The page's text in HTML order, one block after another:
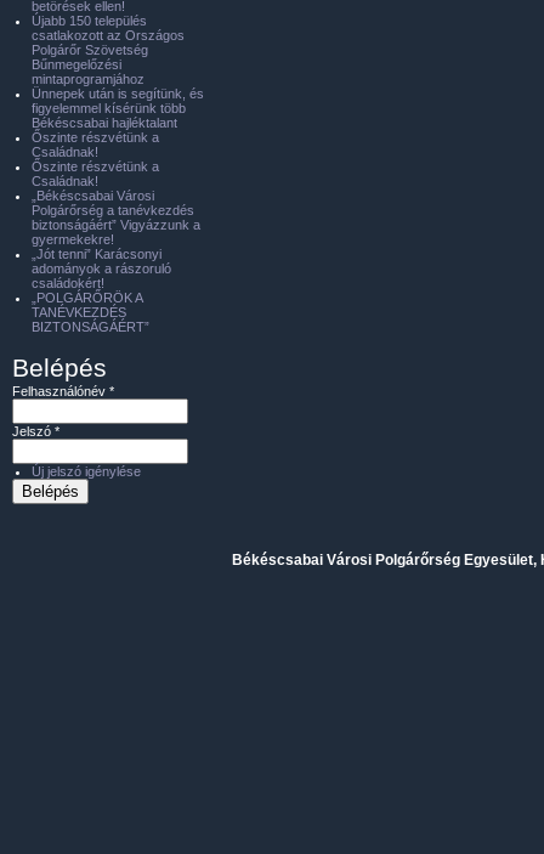
betörések ellen!
Újabb 150 település
csatlakozott az Országos
Polgárőr Szövetség
Bűnmegelőzési
mintaprogramjához
Ünnepek után is segítünk, és
figyelemmel kísérünk több
Békéscsabai hajléktalant
Őszinte részvétünk a
Családnak!
Őszinte részvétünk a
Családnak!
„Békéscsabai Városi
Polgárőrség a tanévkezdés
biztonságáért” Vigyázzunk a
gyermekekre!
„Jót tenni” Karácsonyi
adományok a rászoruló
családokért!
„POLGÁRŐRÖK A
TANÉVKEZDÉS
BIZTONSÁGÁÉRT”
Belépés
Felhasználónév *
Jelszó *
Új jelszó igénylése
Békéscsabai Városi Polgárőrség Egyesület,